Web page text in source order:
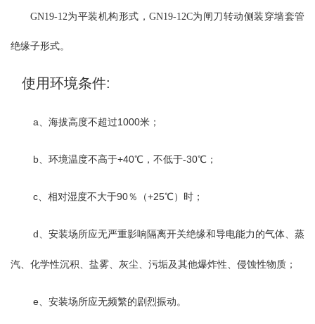
组成。触刀由两块铜板固定在旋转瓷套内，外加磁锁板以加强触刀
用线接触；该开关可采用JSXCN-12箱式柜用机械闭锁操动，也可自
GN19-12为平装机构形式，GN19-12C为闸刀转动侧装穿墙套管
绝缘子形式。
使用环境条件:
a、海拔高度不超过1000米；
b、环境温度不高于+40℃，不低于-30℃；
c、相对湿度不大于90％（+25℃）时；
d、安装场所应无严重影响隔离开关绝缘和导电能力的气体、蒸
汽、化学性沉积、盐雾、灰尘、污垢及其他爆炸性、侵蚀性物质；
e、安装场所应无频繁的剧烈振动。